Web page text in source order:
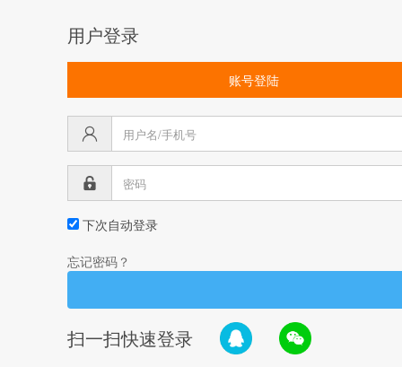
用户登录
账号登陆
下次自动登录
忘记密码？
扫一扫快速登录